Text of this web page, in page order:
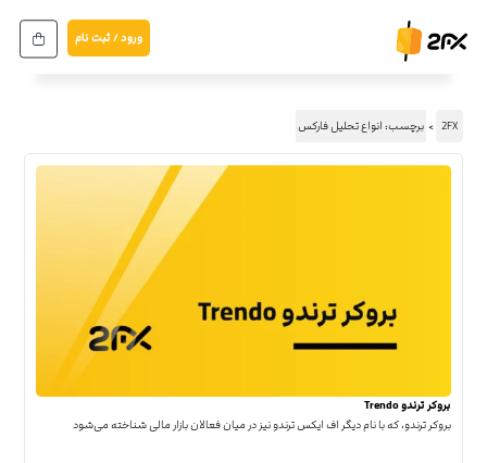
ورود / ثبت نام
2FX برچسب: انواع تحلیل فارکس
بروکر ترندو Trendo
بروکر ترندو، که با نام دیگر اف ایکس ترندو نیز در میان فعالان بازار مالی شناخته می‌شود